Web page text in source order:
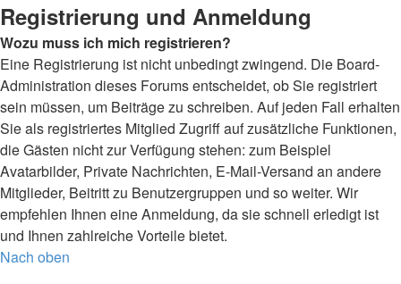
Registrierung und Anmeldung
Wozu muss ich mich registrieren?
Eine Registrierung ist nicht unbedingt zwingend. Die Board-
Administration dieses Forums entscheidet, ob Sie registriert
sein müssen, um Beiträge zu schreiben. Auf jeden Fall erhalten
Sie als registriertes Mitglied Zugriff auf zusätzliche Funktionen,
die Gästen nicht zur Verfügung stehen: zum Beispiel
Avatarbilder, Private Nachrichten, E-Mail-Versand an andere
Mitglieder, Beitritt zu Benutzergruppen und so weiter. Wir
empfehlen Ihnen eine Anmeldung, da sie schnell erledigt ist
und Ihnen zahlreiche Vorteile bietet.
Nach oben